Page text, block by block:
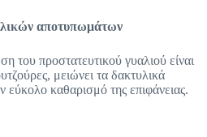
αποτυπωμάτων
του προστατευτικού γυαλιού είναι
μειώνει τα δακτυλικά
εύκολο καθαρισμό της επιφάνειας.